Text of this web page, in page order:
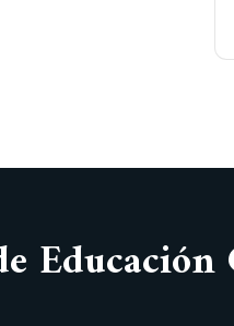
Educación